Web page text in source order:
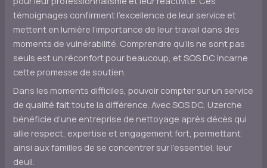
témoignages confirment l’excellence de leur service et
mettent en lumière l’importance de leur travail dans des
moments de vulnérabilité. Comprendre qu’ils ne sont pas
seuls est un réconfort pour beaucoup, et SOS DC incarne
cette promesse de soutien.
Dans les moments difficiles, pouvoir compter sur un service
de qualité fait toute la différence. Avec SOS DC, Uzerche
bénéficie d’une entreprise de nettoyage après décès qui
allie respect, expertise et engagement fort, permettant
ainsi aux familles de se concentrer sur l’essentiel, leur
deuil.